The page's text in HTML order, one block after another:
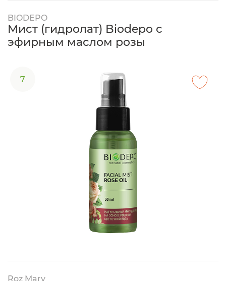
BIODEPO
Мист (гидролат) Biodepo с
эфирным маслом розы
7
Roz Mary